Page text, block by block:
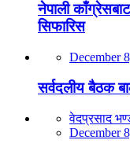
नेपाली
सिफारिस
December
सर्वदलीय बैठक
वेदप्रसाद
December